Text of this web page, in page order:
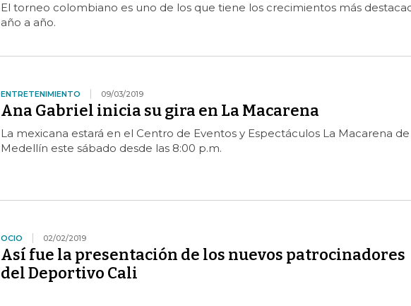
El torneo colombiano es uno de los que tiene los crecimientos más
año a año.
ENTRETENIMIENTO 09/03/2019
Ana Gabriel inicia su gira en La Macarena
La mexicana estará en el Centro de Eventos y Espectáculos La Macarena de
Medellín este sábado desde las 8:00 p.m.
OCIO 02/02/2019
Así fue la presentación de los nuevos patrocinadores
del Deportivo Cali